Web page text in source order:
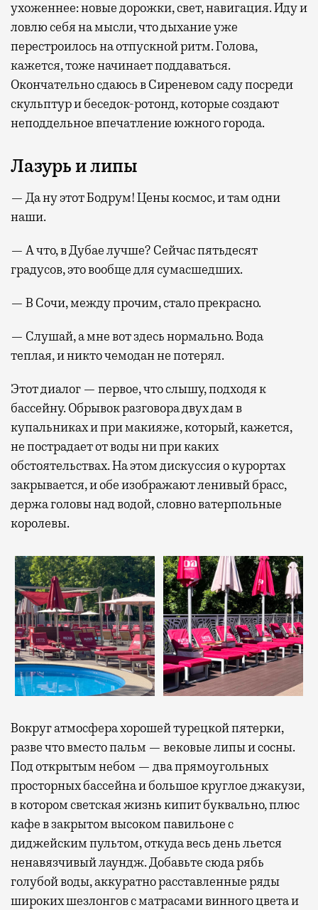
ухоженнее: новые дорожки, свет, навигация. Иду и
ловлю себя на мысли, что дыхание уже
перестроилось на отпускной ритм. Голова,
кажется, тоже начинает поддаваться.
Окончательно сдаюсь в Сиреневом саду посреди
скульптур и беседок-ротонд, которые создают
неподдельное впечатление южного города.
Лазурь и липы
— Да ну этот Бодрум! Цены космос, и там одни
наши.
— А что, в Дубае лучше? Сейчас пятьдесят
градусов, это вообще для сумасшедших.
— В Сочи, между прочим, стало прекрасно.
— Слушай, а мне вот здесь нормально. Вода
теплая, и никто чемодан не потерял.
Этот диалог — первое, что слышу, подходя к
бассейну. Обрывок разговора двух дам в
купальниках и при макияже, который, кажется,
не пострадает от воды ни при каких
обстоятельствах. На этом дискуссия о курортах
закрывается, и обе изображают ленивый брасс,
держа головы над водой, словно ватерпольные
королевы.
Вокруг атмосфера хорошей турецкой пятерки,
разве что вместо пальм — вековые липы и сосны.
Под открытым небом — два прямоугольных
просторных бассейна и большое круглое джакузи,
в котором светская жизнь кипит буквально, плюс
кафе в закрытом высоком павильоне с
диджейским пультом, откуда весь день льется
ненавязчивый лаундж. Добавьте сюда рябь
голубой воды, аккуратно расставленные ряды
широких шезлонгов с матрасами винного цвета и